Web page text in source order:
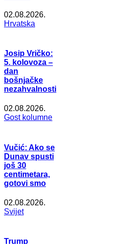
02.08.2026.
Hrvatska
Josip Vričko:
5. kolovoza –
dan
bošnjačke
nezahvalnosti
02.08.2026.
Gost kolumne
Vučić: Ako se
Dunav spusti
još 30
centimetara,
gotovi smo
02.08.2026.
Svijet
Trump